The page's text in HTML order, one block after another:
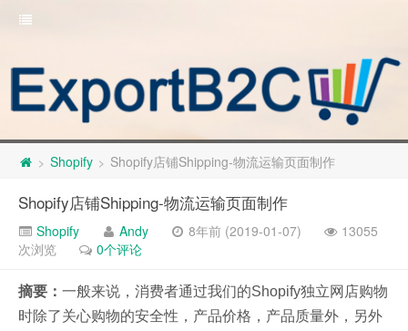
> Shopify > Shopify店铺Shipping-物流运输页面制作
Shopify店铺Shipping-物流运输页面制作
Shopify Andy 8年前 (2019-01-07)
13055
次浏览
0个评论
摘要： 一般来说，消费者通过我们的Shopify独立网店购物
时除了关心购物的安全性，产品价格，产品质量外，另外